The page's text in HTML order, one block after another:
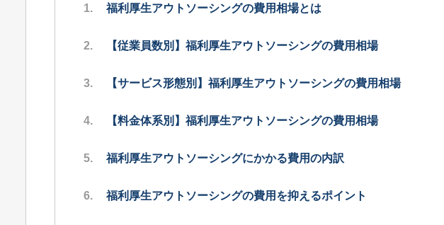
福利厚生アウトソーシングの費用相場とは
【従業員数別】福利厚生アウトソーシングの費用相場
【サービス形態別】福利厚生アウトソーシングの費用相場
【料金体系別】福利厚生アウトソーシングの費用相場
福利厚生アウトソーシングにかかる費用の内訳
福利厚生アウトソーシングの費用を抑えるポイント